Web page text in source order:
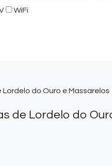
WiFi
do Ouro e Massarelos
de Lordelo do